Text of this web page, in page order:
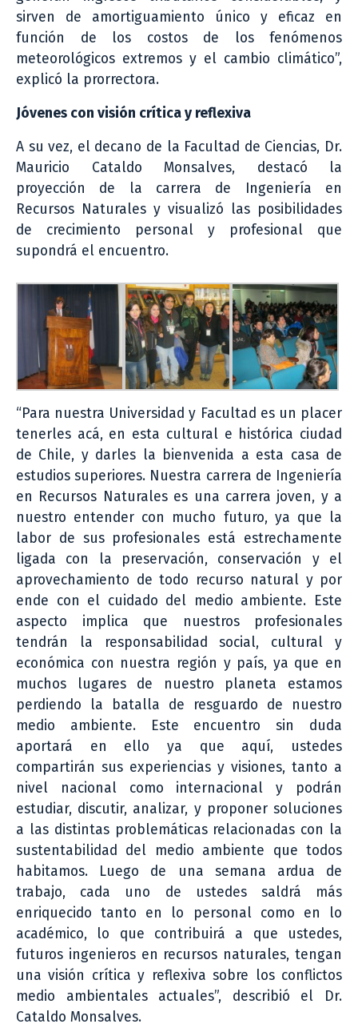
sirven de amortiguamiento único y eficaz en
función de los costos de los fenómenos
meteorológicos extremos y el cambio climático”,
explicó la prorrectora.
Jóvenes con visión crítica y reflexiva
A su vez, el decano de la Facultad de Ciencias, Dr.
Mauricio Cataldo Monsalves, destacó la
proyección de la carrera de Ingeniería en
Recursos Naturales y visualizó las posibilidades
de crecimiento personal y profesional que
supondrá el encuentro.
“Para nuestra Universidad y Facultad es un placer
tenerles acá, en esta cultural e histórica ciudad
de Chile, y darles la bienvenida a esta casa de
estudios superiores. Nuestra carrera de Ingeniería
en Recursos Naturales es una carrera joven, y a
nuestro entender con mucho futuro, ya que la
labor de sus profesionales está estrechamente
ligada con la preservación, conservación y el
aprovechamiento de todo recurso natural y por
ende con el cuidado del medio ambiente. Este
aspecto implica que nuestros profesionales
tendrán la responsabilidad social, cultural y
económica con nuestra región y país, ya que en
muchos lugares de nuestro planeta estamos
perdiendo la batalla de resguardo de nuestro
medio ambiente. Este encuentro sin duda
aportará en ello ya que aquí, ustedes
compartirán sus experiencias y visiones, tanto a
nivel nacional como internacional y podrán
estudiar, discutir, analizar, y proponer soluciones
a las distintas problemáticas relacionadas con la
sustentabilidad del medio ambiente que todos
habitamos. Luego de una semana ardua de
trabajo, cada uno de ustedes saldrá más
enriquecido tanto en lo personal como en lo
académico, lo que contribuirá a que ustedes,
futuros ingenieros en recursos naturales, tengan
una visión crítica y reflexiva sobre los conflictos
medio ambientales actuales”, describió el Dr.
Cataldo Monsalves.